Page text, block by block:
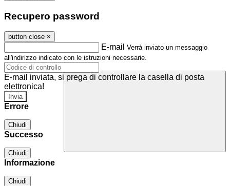
Recupero password
button close ×
E-mail Verrà inviato un messaggio
all'indirizzo indicato con le istruzioni necessarie.
E-mail inviata, si prega di controllare la casella di posta
elettronica!
Errore
Chiudi
Successo
Chiudi
Informazione
Chiudi